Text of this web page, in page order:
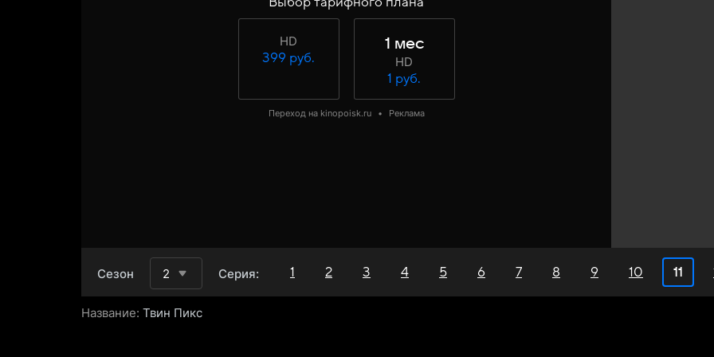
HD
399 руб.
1 мес
HD
1 руб.
Переход на kinopoisk.ru • Реклама
Сезон 2 Серия: 1 2 3 4 5 6 7 8 9 10 11
Название: Твин Пикс